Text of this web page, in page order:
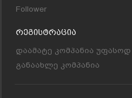
Follower
Რეგისტრაცია
დაამატე კომპანია უფასოდ
განაახლე კომპანია